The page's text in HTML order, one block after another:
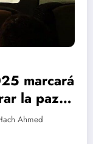
marcará
la paz
Trump
Ahmed